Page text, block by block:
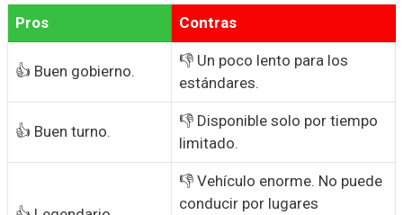
Pros Contras
👍 Buen gobierno.
👎 Un poco lento para los
estándares.
👍 Buen turno.
👎 Disponible solo por tiempo
limitado.
👎 Vehículo enorme. No puede
conducir por lugares